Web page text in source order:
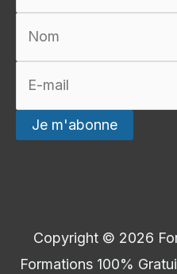
Copyright © 2026
Formations 100%